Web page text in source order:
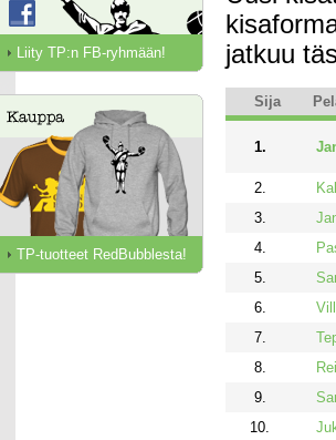
Liity TP:n FB-ryhmään!
TP-tuotteet RedBubblesta!
jatkuu
Sija
1.
2.
3.
4.
5.
6.
7.
8.
9.
10.